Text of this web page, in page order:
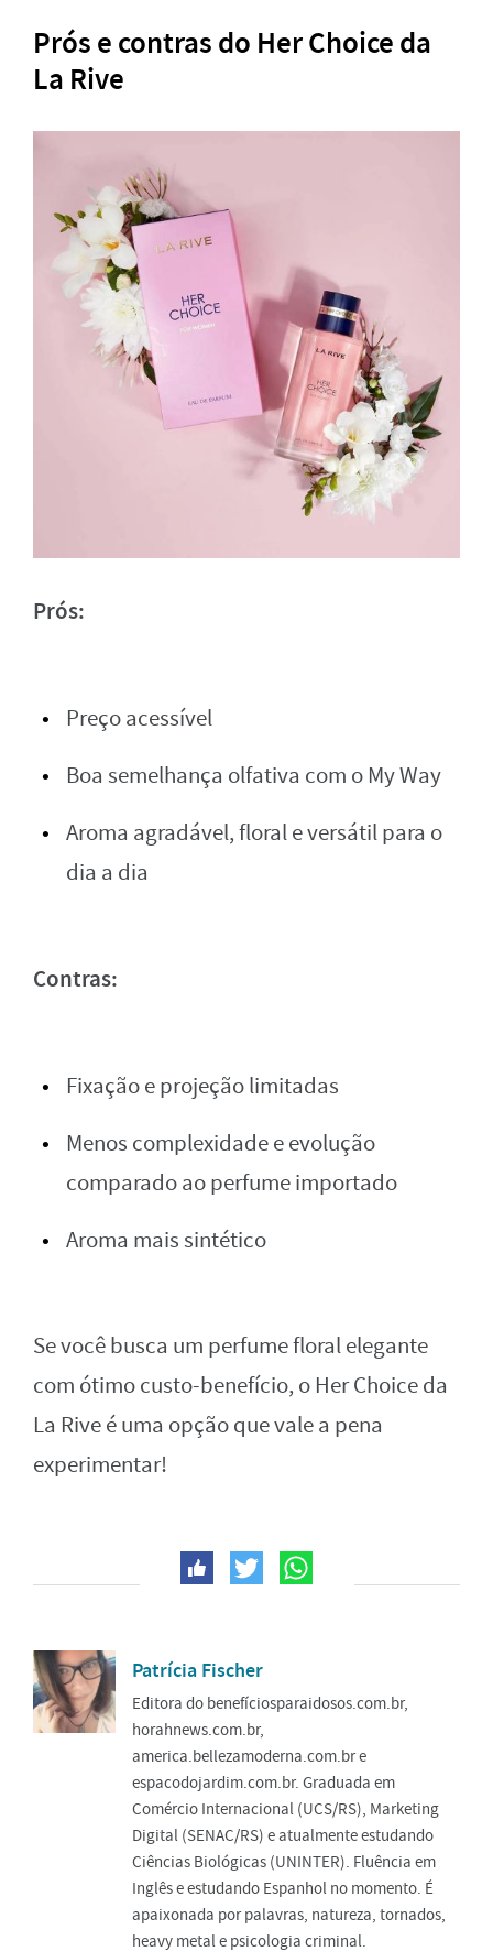
Prós e contras do Her Choice da
La Rive
Prós:
Preço acessível
Boa semelhança olfativa com o My Way
Aroma agradável, floral e versátil para o
dia a dia
Contras:
Fixação e projeção limitadas
Menos complexidade e evolução
comparado ao perfume importado
Aroma mais sintético
Se você busca um perfume floral elegante
com ótimo custo-benefício, o Her Choice da
La Rive é uma opção que vale a pena
experimentar!
Patrícia Fischer
Editora do benefíciosparaidosos.com.br,
horahnews.com.br,
america.bellezamoderna.com.br e
espacodojardim.com.br. Graduada em
Comércio Internacional (UCS/RS), Marketing
Digital (SENAC/RS) e atualmente estudando
Ciências Biológicas (UNINTER). Fluência em
Inglês e estudando Espanhol no momento. É
apaixonada por palavras, natureza, tornados,
heavy metal e psicologia criminal.